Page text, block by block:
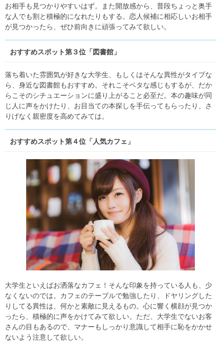
お相手も見つかりやすいはず。また開放感から、普段ちょっと奥手
な人でも割と積極的になれたりもする。恋人候補に相応しいお相手
が見つかったら、ぜひ前向きに頑張ってみて欲しい。
おすすめスポット第３位「図書館」
落ち着いた雰囲気が好きな大学生、もしくはそんな異性がタイプな
ら、身近な図書館もおすすめ。それこそベタな感じもするが、だか
らこそのシチュエーションに盛り上がること必至だ。本の趣味が同
じ人に声をかけたり、お目当ての本探しを手伝ってもらったり、さ
りげなく親密度を高めてみては。
おすすめスポット第４位「人気カフェ」
大学生といえばお洒落なカフェ！そんな印象を持っている人も、少
なくないのでは。カフェのテーブルで勉強したり、ドヤリングした
りしてる異性は、何かと素敵に見えるもの。心に響く横顔が見つか
ったら、積極的に声をかけてみて欲しい。ただ、大学生でないお客
さんの目もあるので、マナーもしっかり意識して相手に恥をかかせ
ないよう注意して欲しい。